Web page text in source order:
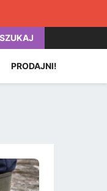
SZUKAJ
PRODAJNI!